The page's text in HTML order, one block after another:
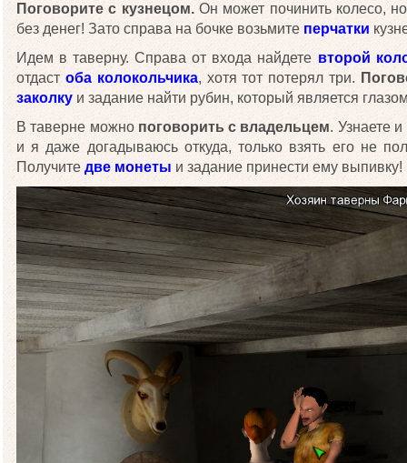
Поговорите с кузнецом.Он может починить колесо,
без денег! Зато справа на бочке возьмите перчатки
Идем в таверну. Справа от входа найдете второй
отдаст оба колокольчика, хотя тот потерял три.
заколку и задание найти рубин, который является
В таверне можно поговорить с владельцем. Узнаете
и я даже догадываюсь откуда, только взять его не
Получите две монетыи задание принести ему выпивку!